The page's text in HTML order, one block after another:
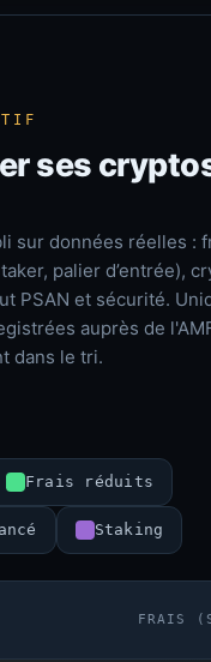
ses
sur données réelles :
palier d’entrée),
PSAN et sécurité.
auprès de
dans le tri.
Frais réduits
Staking
FRAIS